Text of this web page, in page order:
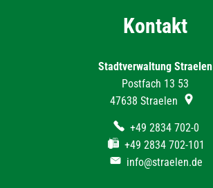
Kontakt
Stadtverwaltung Straelen
Postfach 13 53
47638 Straelen
+49 2834 702-0
+49 2834 702-101
info@straelen.de